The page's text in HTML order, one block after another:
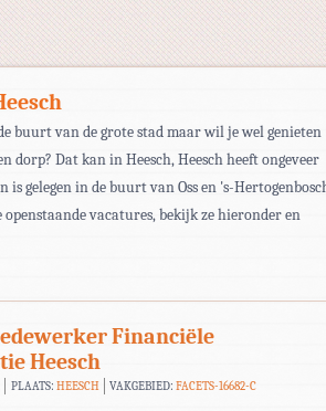
buurt van de grote stad maar wil je wel genieten
dorp? Dat kan in Heesch, Heesch heeft ongeveer
is gelegen in de buurt van Oss en 's-
openstaande vacatures, bekijk ze hieronder en
Financiële
Heesch
PLAATS: HEESCH VAKGEBIED:FACETS-16682-C